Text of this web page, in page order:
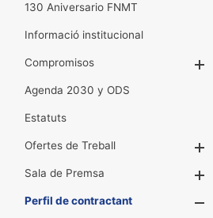
130 Aniversario FNMT
Informació institucional
Compromisos
Agenda 2030 y ODS
Estatuts
Ofertes de Treball
Sala de Premsa
Perfil de contractant